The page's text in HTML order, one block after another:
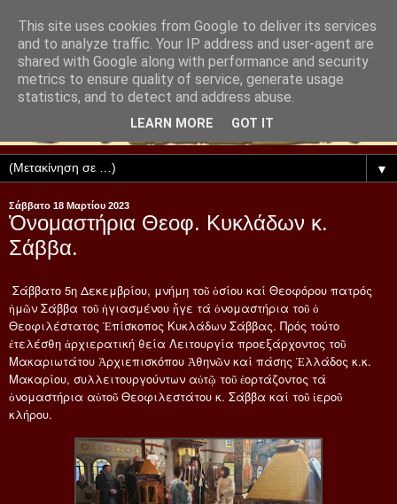
▼
Σάββατο 18 Μαρτίου 2023
Ὁνομαστήρια Θεοφ. Κυκλάδων κ.
Σάββα.
Σάββατο 5η Δεκεμβρίου, μνήμη τοῦ ὁσίου καί Θεοφόρου πατρός
ἡμῶν Σάββα τοῦ ἡγιασμένου ἧγε τά ὁνομαστήρια τοῦ ὁ
Θεοφιλέστατος Ἐπίσκοπος Κυκλάδων Σάββας. Πρός τούτο
ἐτελέσθη ἀρχιερατική θεία Λειτουργία προεξάρχοντος τοῦ
Μακαριωτάτου Ἀρχιεπισκόπου Ἀθηνῶν καί πάσης Ἑλλάδος κ.κ.
Μακαρίου, συλλειτουργούντων αὐτῷ τοῦ ἑορτάζοντος τά
ὁνομαστήρια αὐτοῦ Θεοφιλεστάτου κ. Σάββα καί τοῦ ἱεροῦ
κλήρου.
This site uses cookies from Google to deliver its services
and to analyze traffic. Your IP address and user-agent are
shared with Google along with performance and security
metrics to ensure quality of service, generate usage
statistics, and to detect and address abuse.
LEARN MORE GOT IT